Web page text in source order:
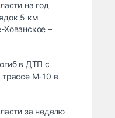
на год
5 км
Хованское –
в ДТП с
трассе М-10 в
за неделю